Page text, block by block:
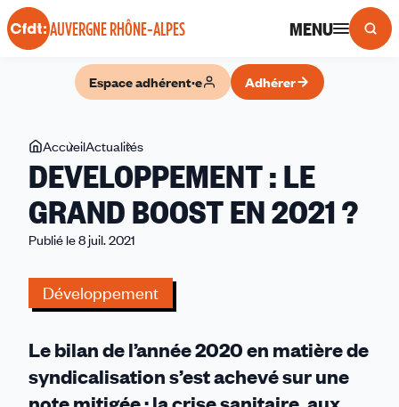
Panneau de gestion des cookies
AUVERGNE RHÔNE-ALPES MENU
Espace adhérent·e Adhérer
Vous
êtes
ici
AccueilActualités
:
LE
GRAND
2021
?
DEVELOPPEMENT : LE
GRAND BOOST EN 2021 ?
Publié le 8 juil. 2021
Développement
Le bilan de l’année 2020 en matière de
syndicalisation s’est achevé sur une